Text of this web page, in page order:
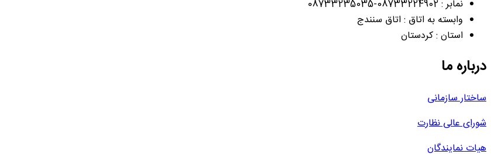
نمابر : 08733224902-08733235035
وابسته به اتاق : اتاق سنندج
استان : کردستان
درباره ما
ساختار سازمانی
شورای عالی نظارت
هیات نمایندگان